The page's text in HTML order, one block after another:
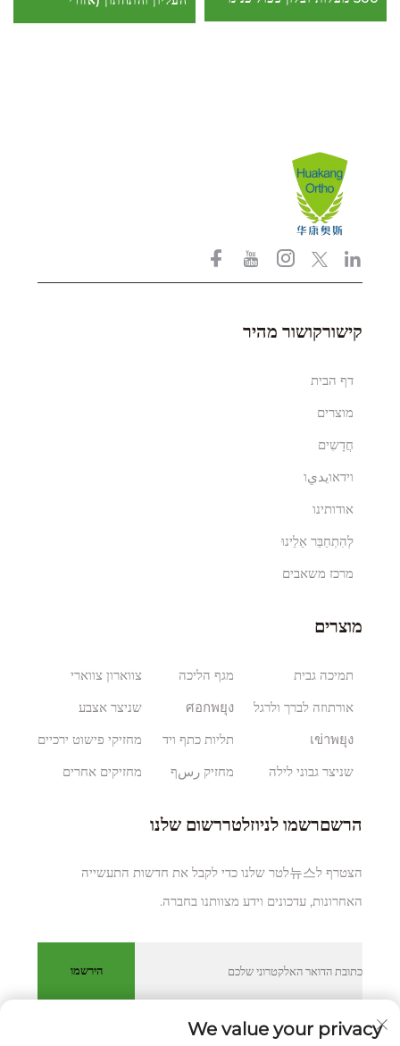
הכתפיים והגב התחתון)
קישורקושור מהיר
דף הבית
מוצרים
חֲדָשִים
וידאוيديו
אודותינו
לְהִתְחַבֵּר אֵלֵינוּ
מרכז משאבים
מוצרים
תמיכה גבית
אורתוזה לברך ולרגל
เข่าพยุง
שניצר גבוני לילה
מגף הליכה
ศอกพยุง
תליות כתף ויד
מחזיק رسף
צווארון צווארי
שניצר אצבע
מחזיקי פישוט ירכיים
מחזיקים אחרים
הרשםרשמו לניוזלטררשום שלנו
הצטרף ל뉴스לטר שלנו כדי לקבל את חדשות התעשייה
האחרונות, עדכונים וידע מצוותנו בחברה.
הירשמו
We value your privacy